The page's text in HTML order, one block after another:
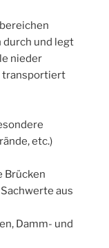
und legt
nieder
transportiert
etc.)
Brücken
aus
Damm- und